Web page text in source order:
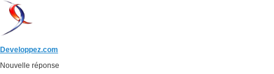
Developpez.com
Nouvelle réponse